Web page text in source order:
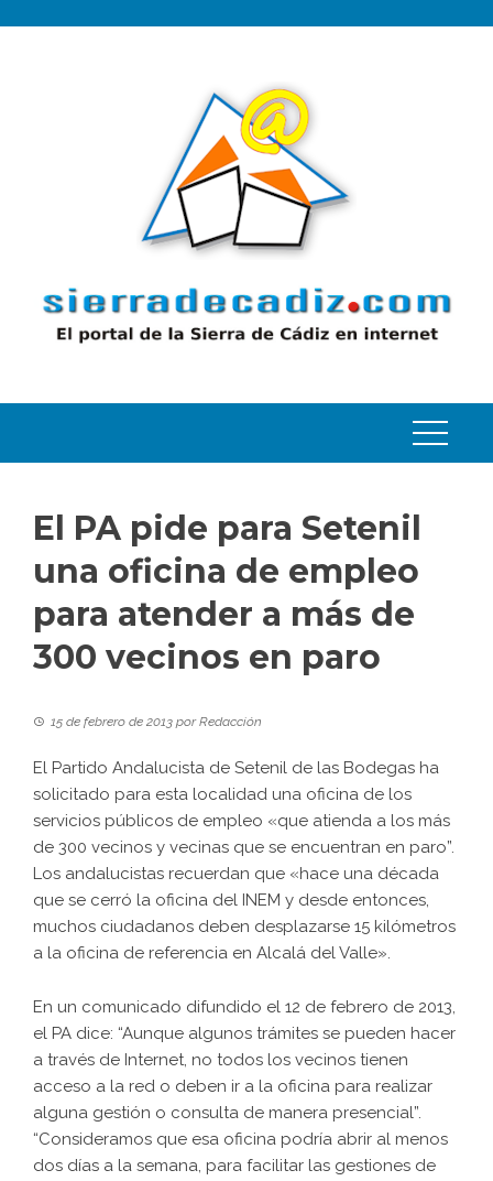
El PA pide para Setenil
una oficina de empleo
para atender a más de
300 vecinos en paro
15 de febrero de 2013 porRedacción
El Partido Andalucista de Setenil de las Bodegas ha
solicitado para esta localidad una oficina de los
servicios públicos de empleo «que atienda a los más
de 300 vecinos y vecinas que se encuentran en paro”.
Los andalucistas recuerdan que «hace una década
que se cerró la oficina del INEM y desde entonces,
muchos ciudadanos deben desplazarse 15 kilómetros
a la oficina de referencia en Alcalá del Valle».
En un comunicado difundido el 12 de febrero de 2013,
el PA dice: “Aunque algunos trámites se pueden hacer
a través de Internet, no todos los vecinos tienen
acceso a la red o deben ir a la oficina para realizar
alguna gestión o consulta de manera presencial”.
“Consideramos que esa oficina podría abrir al menos
dos días a la semana, para facilitar las gestiones de